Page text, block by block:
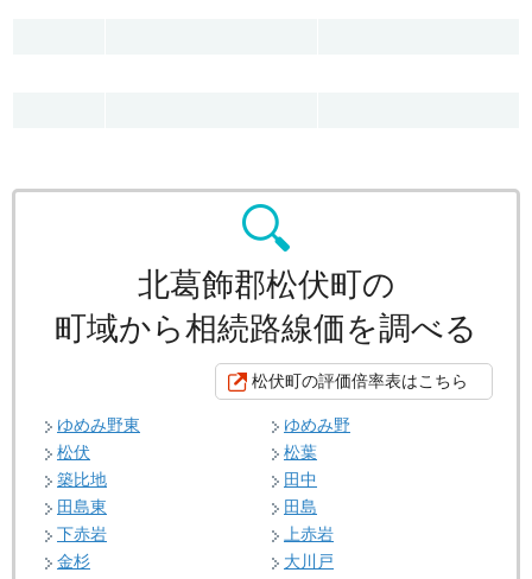
北葛飾郡松伏町の
町域から相続路線価を調べる
松伏町の評価倍率表はこちら
ゆめみ野東
ゆめみ野
松伏
松葉
築比地
田中
田島東
田島
下赤岩
上赤岩
金杉
大川戸